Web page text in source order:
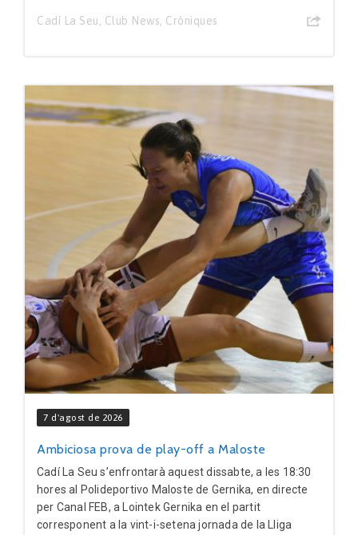
Cadí La Seu, Club News, Cròniques
7 d'agost de 2026
Ambiciosa prova de play-off a Maloste
Cadí La Seu s’enfrontarà aquest dissabte, a les 18:30
hores al Polideportivo Maloste de Gernika, en directe
per Canal FEB, a Lointek Gernika en el partit
corresponent a la vint-i-setena jornada de la Lliga